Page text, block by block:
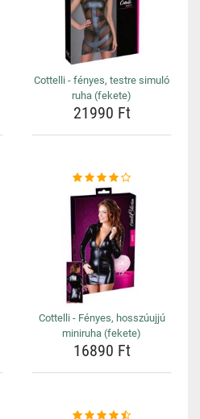
Cottelli - fényes, testre simuló
ruha (fekete)
21990 Ft
Cottelli - Fényes, hosszúujjú
miniruha (fekete)
16890 Ft